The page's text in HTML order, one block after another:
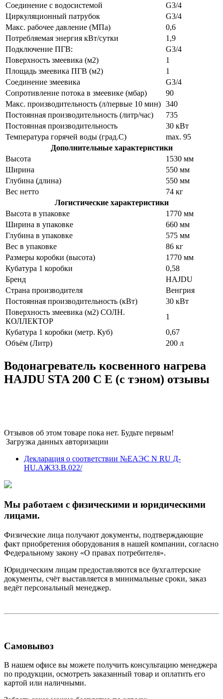
Соединение с водосистемой
G3/4
Циркуляционный патрубок
G3/4
Макс. рабочее давление (MПа)
0,6
Потребляемая энергия кВт/сутки
1,9
Подключение ПГВ:
G3/4
Поверхность змеевика (м2)
1
Площадь змеевика ПГВ (м2)
1
Соединение змеевика
G3/4
Сопротивление потока в змеевике (мбар)
90
Макс. производительность (л/первые 10 мин) 340
Постоянная производительность (литр/час)
735
Постоянная производительность
30 кВт
Температура горячей воды (град.C)
max. 95
Дополнительные характеристики
Высота
1530 мм
Ширина
550 мм
Глубина (длина)
550 мм
Вес нетто
74 кг
Логистические характеристики
Высота в упаковке
1770 мм
Ширина в упаковке
660 мм
Глубина в упаковке
575 мм
Вес в упаковке
86 кг
Размеры коробки (высота)
1770 мм
Кубатура 1 коробки
0,58
Бренд
HAJDU
Страна производителя
Венгрия
Постоянная производительность (кВт)
30 кВт
Поверхность змеевика (м2) СОЛН.
КОЛЛЕКТОР
1
Кубатура 1 коробки (метр. Куб)
0,67
Объём (Литр)
200 л
Водонагреватель косвенного нагрева
HAJDU STA 200 С E (c тэном) отзывы
Отзывов об этом товаре пока нет. Будьте первым!
Загрузка данных авторизации
Декларация о соответствии №ЕАЭС N RU Д-
HU.АЖ33.В.022/
Мы работаем с физическими и юридическими
лицами.
Физические лица получают документы, подтверждающие
факт приобретения оборудования в нашей компании, согласно
Федеральному закону «О правах потребителя».
Юридическим лицам предоставляются все бухгалтерские
документы, счёт выставляется в минимальные сроки, заказ
ведёт персональный менеджер.
Самовывоз
В нашем офисе вы можете получить консультацию менеджера
по продукции, осмотреть заказанный товар и оплатить его
картой или наличными.